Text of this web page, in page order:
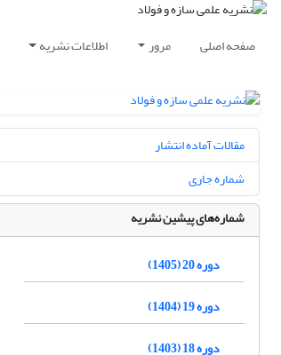
صفحه اصلی مرور اطلاعات نشریه
مقالات آماده انتشار
شماره جاری
شماره‌های پیشین نشریه
دوره 20 (1405)
دوره 19 (1404)
دوره 18 (1403)